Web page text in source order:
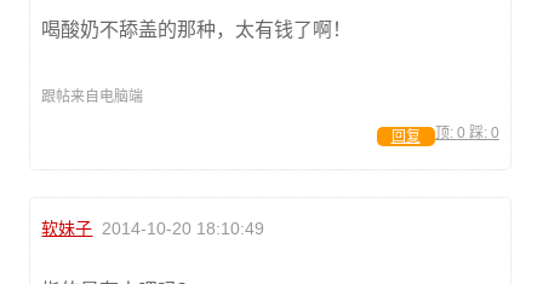
喝酸奶不舔盖的那种，太有钱了啊！
跟帖来自电脑端
顶: 0 踩: 0
回复
软妹子 2014-10-20 18:10:49